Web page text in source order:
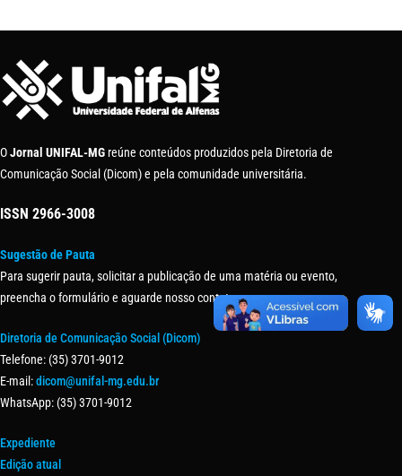
OJornal UNIFAL-MG reúne conteúdos produzidos pela Diretoria de
Comunicação Social (Dicom) e pela comunidade universitária.
ISSN 2966-3008
Sugestão de Pauta
Para sugerir pauta, solicitar a publicação de uma matéria ou evento,
preencha o formulário e aguarde nosso contato.
Diretoria de Comunicação Social (Dicom)
Telefone: (35) 3701-9012
E-mail:dicom@unifal-mg.edu.br
WhatsApp: (35) 3701-9012
Expediente
Edição atual